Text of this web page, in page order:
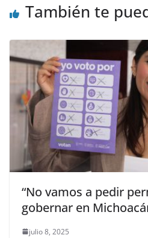
También te
“No vamos a pedir
gobernar en
julio 8, 2025